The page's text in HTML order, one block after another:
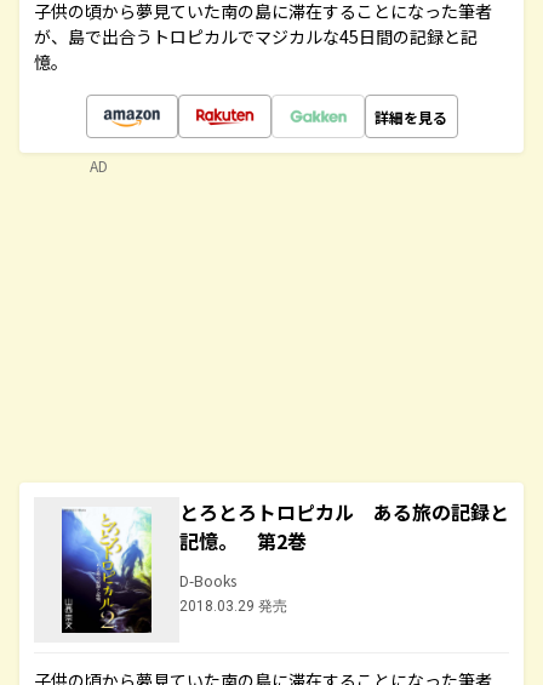
子供の頃から夢見ていた南の島に滞在することになった筆者
が、島で出合うトロピカルでマジカルな45日間の記録と記
憶。
詳細を見る
とろとろトロピカル ある旅の記録と
記憶。 第2巻
D-Books
2018.03.29 発売
子供の頃から夢見ていた南の島に滞在することになった筆者
AD